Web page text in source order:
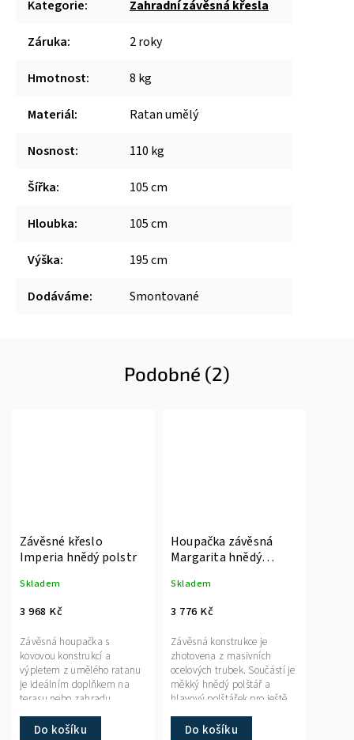
Kategorie: Zahradní závěsná křesla
Záruka: 2 roky
Hmotnost: 8 kg
Materiál: Ratan umělý
Nosnost: 110 kg
Šířka: 105 cm
Hloubka: 105 cm
Výška: 195 cm
Dodáváme: Smontované
Podobné (2)
Závěsné křeslo
Imperia hnědý polstr
Skladem
3 968 Kč
Do košíku
Závěsná houpačka s
kovovou konstrukcí a
výpletem z umělého ratanu
je ideálním doplňkem na
terasu nebo zahradu.
Houpačka závěsná
Margarita hnědý
Skladem
3 776 Kč
Do košíku
Závěsná konstrukce je
zhotovena z masivních
ocelových trubek. Součástí je
měkký hnědý polštář a
hlavový polštářek pro ještě
větší pohodlí.